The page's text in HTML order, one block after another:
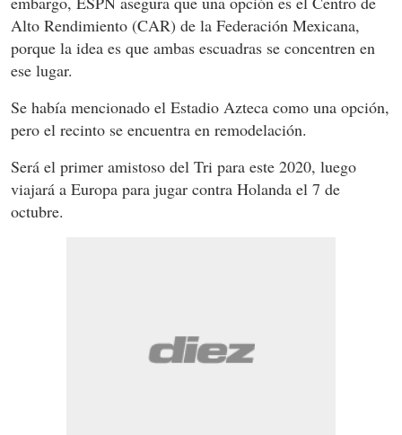
Alto Rendimiento (CAR) de la Federación Mexicana,
porque la idea es que ambas escuadras se concentren en
ese lugar.
Se había mencionado el Estadio Azteca como una opción,
pero el recinto se encuentra en remodelación.
Será el primer amistoso del Tri para este 2020, luego
viajará a Europa para jugar contra Holanda el 7 de
octubre.